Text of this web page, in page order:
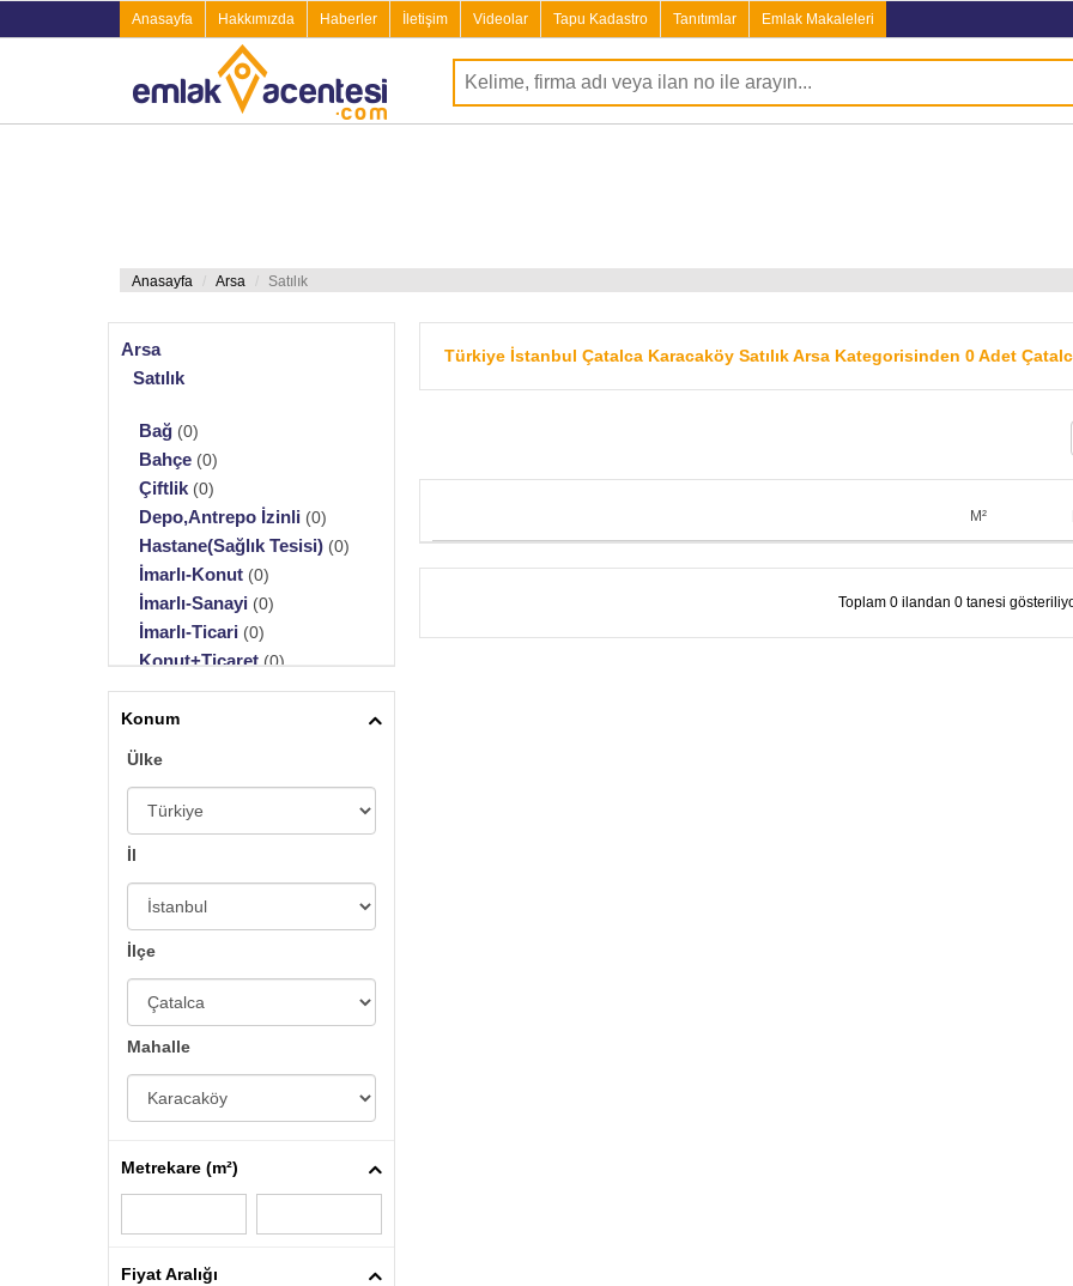
Anasayfa Hakkımızda Haberler İletişim Videolar Tapu Kadastro Tanıtımlar Emlak Makaleleri
Anasayfa Arsa Satılık
Arsa
Satılık
Bağ (0)
Bahçe (0)
Çiftlik (0)
Depo,Antrepo İzinli (0)
Hastane(Sağlık Tesisi) (0)
İmarlı-Konut (0)
İmarlı-Sanayi (0)
İmarlı-Ticari (0)
Konut+Ticaret (0)
Maden Ocağı(0)
Muhtelif Arsa
Sit Alanı
Tarla(0)
Turistik Arsa
Zeytinlik
Merkezi İş Alanı (Mia)
Konum
Ülke
İl
İlçe
Mahalle
Metrekare (m²)
Fiyat Aralığı
Türkiye İstanbul Çatalca Karacaköy Satılık Arsa Kategorisinden 0 Adet
M²
Toplam 0 ilandan 0 tanesi